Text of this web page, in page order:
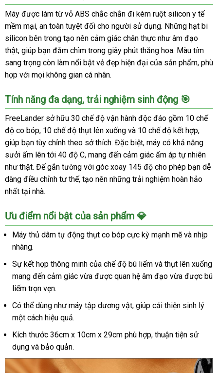
Máy được làm từ vỏ ABS chắc chắn đi kèm ruột silicon y tế
mềm mại, an toàn tuyệt đối cho người sử dụng. Những hạt bi
silicon bên trong tạo nên cảm giác chân thực như âm đạo
thật, giúp bạn đắm chìm trong giây phút thăng hoa. Màu tím
sang trọng còn làm nổi bật vẻ đẹp hiện đại của sản phẩm, phù
hợp với mọi không gian cá nhân.
Tính năng đa dạng, trải nghiệm sinh động 🎯
FreeLander sở hữu 30 chế độ vận hành độc đáo gồm 10 chế
độ co bóp, 10 chế độ thụt lên xuống và 10 chế độ kết hợp,
giúp bạn tùy chỉnh theo sở thích. Đặc biệt, máy có khả năng
sưởi ấm lên tới 40 độ C, mang đến cảm giác ấm áp tự nhiên
như thật. Đế gắn tường với góc xoay 145 độ cho phép bạn dễ
dàng điều chỉnh tư thế, tạo nên những trải nghiệm hoàn hảo
nhất tại nhà.
Ưu điểm nổi bật của sản phẩm 💎
Máy thủ dâm tự động thụt co bóp cực kỳ mạnh mẽ và nhịp
nhàng.
Sự kết hợp thông minh của chế độ bú liếm và thụt lên xuống
mang đến cảm giác vừa được quan hệ âm đạo vừa được bú
liếm trọn vẹn.
Có thể dùng như máy tập dương vật, giúp cải thiện sinh lý
một cách hiệu quả.
Kích thước 36cm x 10cm x 29cm phù hợp, thuận tiện sử
dụng và bảo quản.